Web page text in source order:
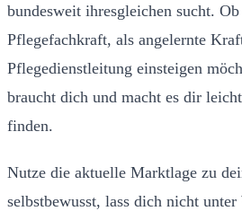
bundesweit ihresgleichen sucht.
Pflegefachkraft, als angelernte
Pflegedienstleitung einsteigen
braucht dich und macht es dir
finden.
Nutze die aktuelle Marktlage zu
selbstbewusst, lass dich nicht